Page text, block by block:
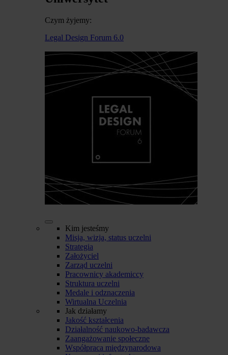
Czym żyjemy:
Legal Design Forum 6.0
Kim jesteśmy
Misja, wizja, status uczelni
Strategia
Założyciel
Zarząd uczelni
Pracownicy akademiccy
Struktura uczelni
Medale i odznaczenia
Wirtualna Uczelnia
Jak działamy
Jakość kształcenia
Działalność naukowo-badawcza
Zaangażowanie społeczne
Współpraca międzynarodowa